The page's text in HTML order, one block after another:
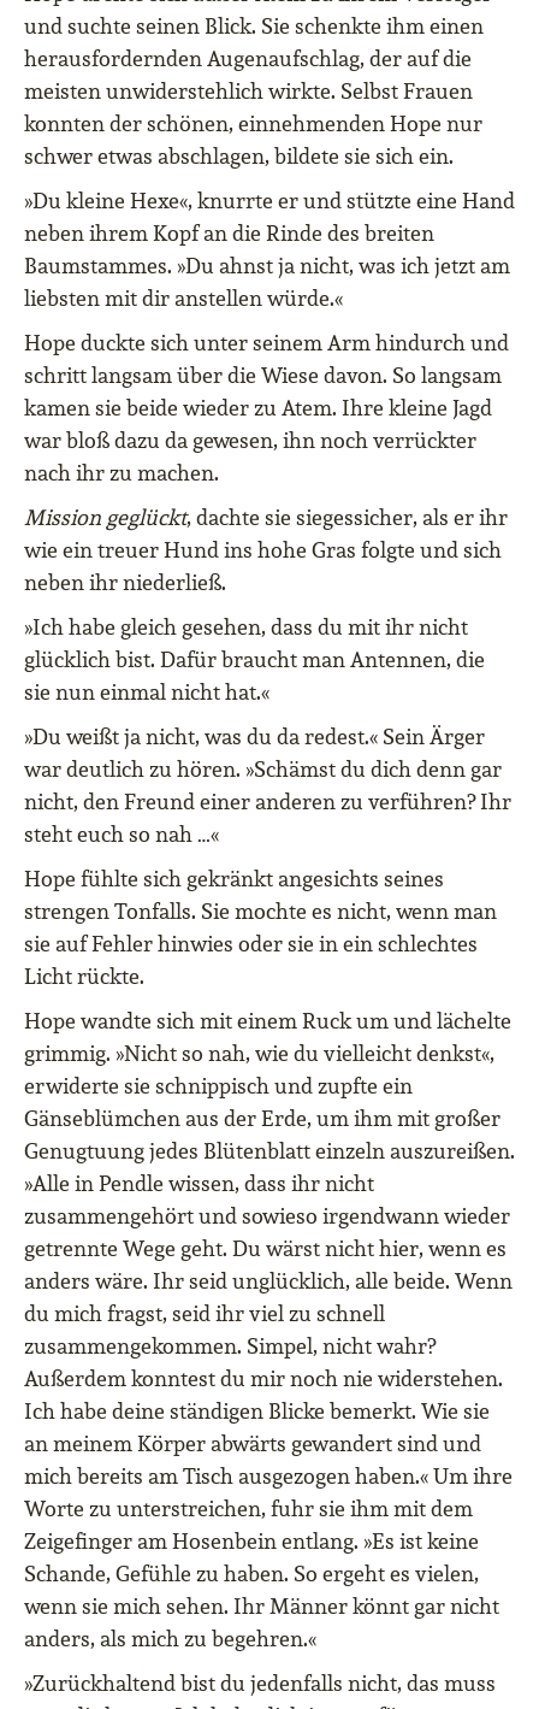
und suchte seinen Blick. Sie schenkte ihm einen
herausfordernden Augenaufschlag, der auf die
meisten unwiderstehlich wirkte. Selbst Frauen
konnten der schönen, einnehmenden Hope nur
schwer etwas abschlagen, bildete sie sich ein.
»Du kleine Hexe«, knurrte er und stützte eine Hand
neben ihrem Kopf an die Rinde des breiten
Baumstammes. »Du ahnst ja nicht, was ich jetzt am
liebsten mit dir anstellen würde.«
Hope duckte sich unter seinem Arm hindurch und
schritt langsam über die Wiese davon. So langsam
kamen sie beide wieder zu Atem. Ihre kleine Jagd
war bloß dazu da gewesen, ihn noch verrückter
nach ihr zu machen.
Mission geglückt, dachte sie siegessicher, als er ihr
wie ein treuer Hund ins hohe Gras folgte und sich
neben ihr niederließ.
»Ich habe gleich gesehen, dass du mit ihr nicht
glücklich bist. Dafür braucht man Antennen, die
sie nun einmal nicht hat.«
»Du weißt ja nicht, was du da redest.« Sein Ärger
war deutlich zu hören. »Schämst du dich denn gar
nicht, den Freund einer anderen zu verführen? Ihr
steht euch so nah …«
Hope fühlte sich gekränkt angesichts seines
strengen Tonfalls. Sie mochte es nicht, wenn man
sie auf Fehler hinwies oder sie in ein schlechtes
Licht rückte.
Hope wandte sich mit einem Ruck um und lächelte
grimmig. »Nicht so nah, wie du vielleicht denkst«,
erwiderte sie schnippisch und zupfte ein
Gänseblümchen aus der Erde, um ihm mit großer
Genugtuung jedes Blütenblatt einzeln auszureißen.
»Alle in Pendle wissen, dass ihr nicht
zusammengehört und sowieso irgendwann wieder
getrennte Wege geht. Du wärst nicht hier, wenn es
anders wäre. Ihr seid unglücklich, alle beide. Wenn
du mich fragst, seid ihr viel zu schnell
zusammengekommen. Simpel, nicht wahr?
Außerdem konntest du mir noch nie widerstehen.
Ich habe deine ständigen Blicke bemerkt. Wie sie
an meinem Körper abwärts gewandert sind und
mich bereits am Tisch ausgezogen haben.« Um ihre
Worte zu unterstreichen, fuhr sie ihm mit dem
Zeigefinger am Hosenbein entlang. »Es ist keine
Schande, Gefühle zu haben. So ergeht es vielen,
wenn sie mich sehen. Ihr Männer könnt gar nicht
anders, als mich zu begehren.«
»Zurückhaltend bist du jedenfalls nicht, das muss